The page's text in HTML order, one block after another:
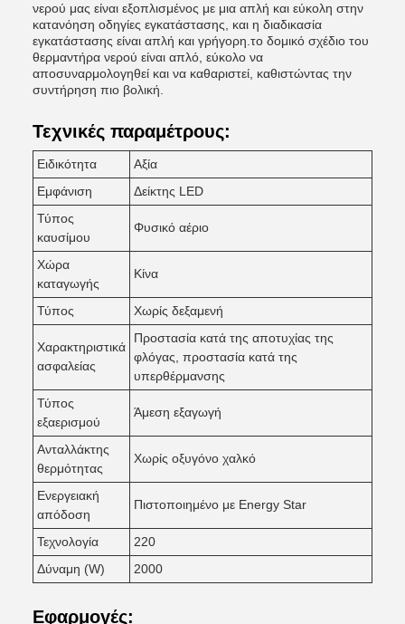
νερού μας είναι εξοπλισμένος με μια απλή και εύκολη στην
κατανόηση οδηγίες εγκατάστασης, και η διαδικασία
εγκατάστασης είναι απλή και γρήγορη.το δομικό σχέδιο του
θερμαντήρα νερού είναι απλό, εύκολο να
αποσυναρμολογηθεί και να καθαριστεί, καθιστώντας την
συντήρηση πιο βολική.
Τεχνικές παραμέτρους:
Ειδικότητα
Αξία
Εμφάνιση
Δείκτης LED
Τύπος
καυσίμου
Φυσικό αέριο
Χώρα
καταγωγής
Κίνα
Τύπος Χωρίς δεξαμενή
Χαρακτηριστικά
ασφαλείας
Προστασία κατά της αποτυχίας της
φλόγας, προστασία κατά της
υπερθέρμανσης
Τύπος
εξαερισμού
Άμεση εξαγωγή
Ανταλλάκτης
θερμότητας
Χωρίς οξυγόνο χαλκό
Ενεργειακή
απόδοση
Πιστοποιημένο με Energy Star
Τεχνολογία
220
Δύναμη (W)
2000
Εφαρμογές: